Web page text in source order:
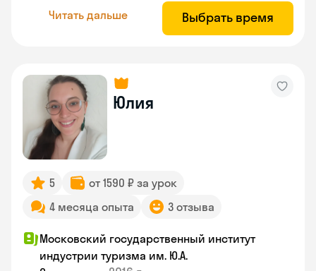
Читать дальше Выбрать время
Юлия
5
от 1590 ₽ за урок
4 месяца опыта
3 отзыва
Московский государственный институт
индустрии туризма им. Ю.А.